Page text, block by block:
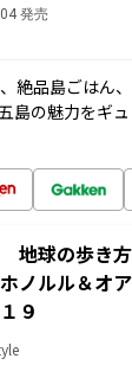
発売
絶品島ごはん
島の魅力をギュ
地球の歩き
ノルル＆オ
９